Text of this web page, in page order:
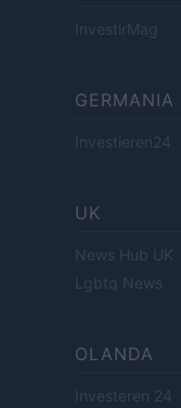
InvestirMag
GERMANIA
Investieren24
UK
News Hub UK
Lgbtq News
OLANDA
Investeren 24